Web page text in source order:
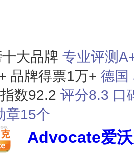
大品牌 专业评测
品牌得票1万+ 德国
数92.2 评分8.3 口
章15个
Advocate爱